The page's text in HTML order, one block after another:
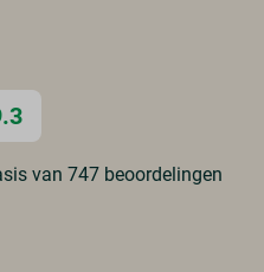
van 747 beoordelingen